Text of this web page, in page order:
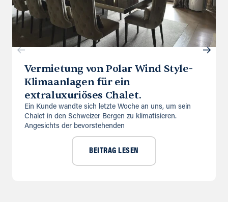
Vermietung von Polar Wind Style-
Klimaanlagen für ein
extraluxuriöses Chalet.
Ein Kunde wandte sich letzte Woche an uns, um sein
Chalet in den Schweizer Bergen zu klimatisieren.
Angesichts der bevorstehenden
BEITRAG LESEN